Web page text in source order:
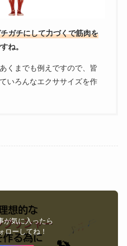
ガチにして力づくで筋肉を
ね。
くまでも例えですので、皆
いろんなエクササイズを作
が気に入ったら
ローしてね！